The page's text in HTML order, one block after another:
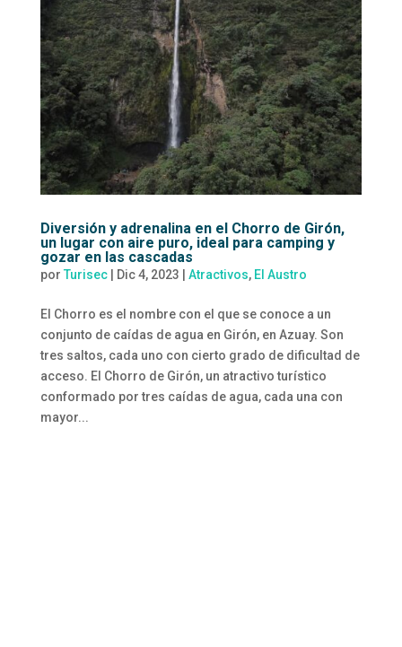
Diversión y adrenalina en el Chorro de Girón,
un lugar con aire puro, ideal para camping y
gozar en las cascadas
por Turisec| Dic 4, 2023 Atractivos, El Austro
El Chorro es el nombre con el que se conoce a un
conjunto de caídas de agua en Girón, en Azuay. Son
tres saltos, cada uno con cierto grado de dificultad de
acceso. El Chorro de Girón, un atractivo turístico
conformado por tres caídas de agua, cada una con
mayor...